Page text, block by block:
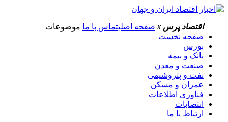
اقتصاد پرس x صفحه اصلیتماس با ما موضوعات
صفحه نخست
بورس
بانک و بیمه
صنعت و معدن
نفت و پتروشیمی
عمران و مسکن
فناوری اطلاعات
انتصابات
ارتباط با ما